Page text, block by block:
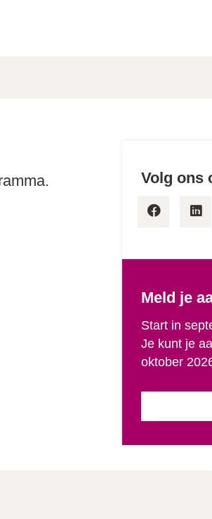
Volg ons
Meld je
Start in
Je kunt je
oktober